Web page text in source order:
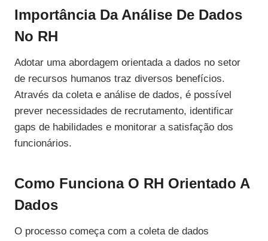
Importância Da Análise De Dados
No RH
Adotar uma abordagem orientada a dados no setor
de recursos humanos traz diversos benefícios.
Através da coleta e análise de dados, é possível
prever necessidades de recrutamento, identificar
gaps de habilidades e monitorar a satisfação dos
funcionários.
Como Funciona O RH Orientado A
Dados
O processo começa com a coleta de dados